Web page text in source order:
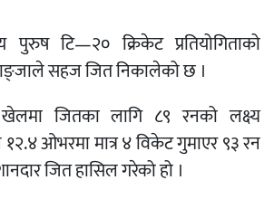
पुरुष टि—२० क्रिकेट प्रतियोगिताको
सहज जित निकालेको छ ।
खेलमा जितका लागि ८९ रनको लक्ष्य
ओभरमा मात्र ४ विकेट गुमाएर ९३ रन
जित हासिल गरेको हो ।